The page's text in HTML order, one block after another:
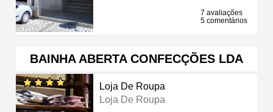
7 avaliações
5 comentários
BAINHA ABERTA CONFECÇÕES LDA
Loja De Roupa
Loja De Roupa